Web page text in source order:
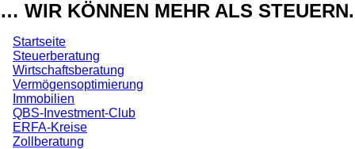
… WIR KÖNNEN MEHR ALS STEUERN.
Startseite
Steuerberatung
Wirtschaftsberatung
Vermögensoptimierung
Immobilien
QBS-Investment-Club
ERFA-Kreise
Zollberatung